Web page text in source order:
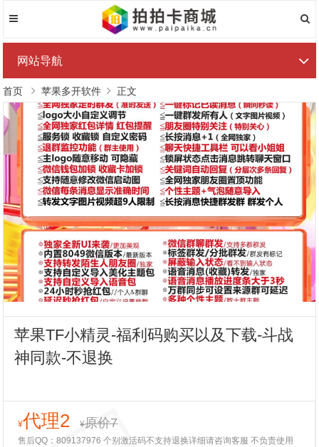
网站导航
首页 苹果多开软件 正文
苹果TF小精灵-福利码购买以及下载-斗战
神同款-不退换
¥代理2 ¥原价7
售后QQ：809137976 个别激活码不支持退换详细请咨询客服 不负责使用